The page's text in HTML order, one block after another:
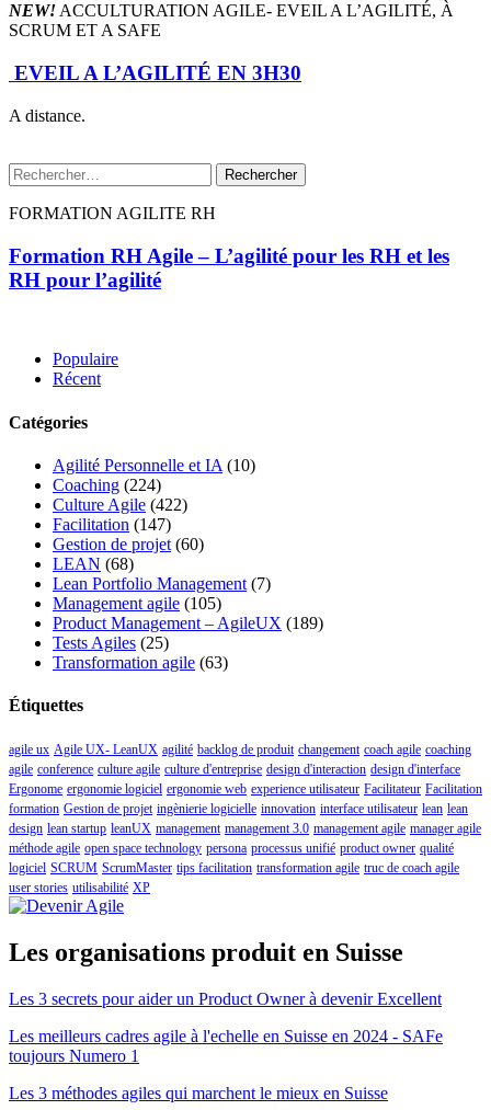
NEW! ACCULTURATION AGILE- EVEIL A L’AGILITÉ, À
SCRUM ET A SAFE
EVEIL A L’AGILITÉ EN 3H30
A distance.
Rechercher :
FORMATION AGILITE RH
Formation RH Agile – L’agilité pour les RH et les
RH pour l’agilité
Populaire
Récent
Catégories
Agilité Personnelle et IA (10)
Coaching (224)
Culture Agile (422)
Facilitation (147)
Gestion de projet (60)
LEAN (68)
Lean Portfolio Management (7)
Management agile (105)
Product Management – AgileUX (189)
Tests Agiles (25)
Transformation agile (63)
Étiquettes
agile ux Agile UX- LeanUX agilité backlog de produit changement coach agile coaching
agile conference culture agile culture d'entreprise design d'interaction design d'interface
Ergonome ergonomie logiciel ergonomie web experience utilisateur Facilitateur Facilitation
formation Gestion de projet ingènierie logicielle innovation interface utilisateur lean lean
design lean startup leanUX management management 3.0 management agile manager agile
méthode agile open space technology persona processus unifié product owner qualité
logiciel SCRUM ScrumMaster tips facilitation transformation agile truc de coach agile
user stories utilisabilité XP
Les organisations produit en Suisse
Les 3 secrets pour aider un Product Owner à devenir Excellent
Les meilleurs cadres agile à l'echelle en Suisse en 2024 - SAFe
toujours Numero 1
Les 3 méthodes agiles qui marchent le mieux en Suisse